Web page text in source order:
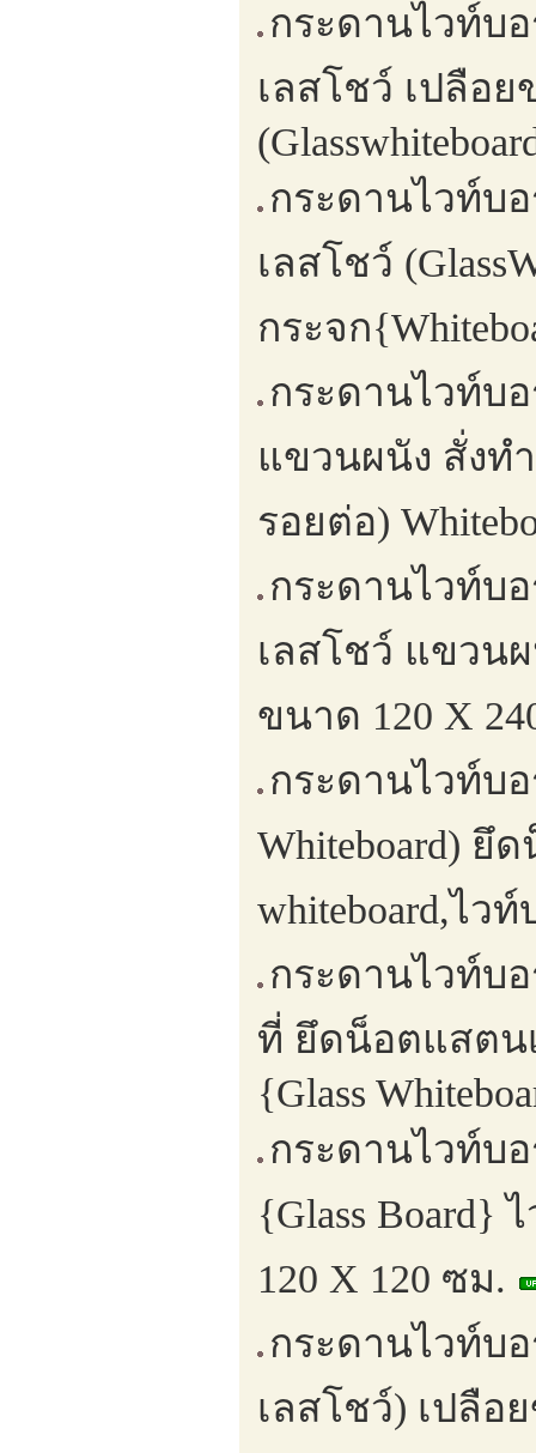
กระดานไวท์บ
เลสโชว์ เปลือ
กระดานไวท์บ
เลสโชว์
กระจก
กระดานไวท์บ
แขวนผนัง สั่งท
รอยต่อ)
กระดานไวท์บ
เลสโชว์ แขวน
ขนาด 120 X
กระดานไวท์บ
Whiteboard) ยึ
whiteboard,ไว
กระดานไวท์บ
ที่ ยึดน็อตแสตน
{Glass
กระดานไวท์บ
{Glass Board}
120 X 120 ซม.
กระดานไวท์บ
เลสโชว์) เปลือ